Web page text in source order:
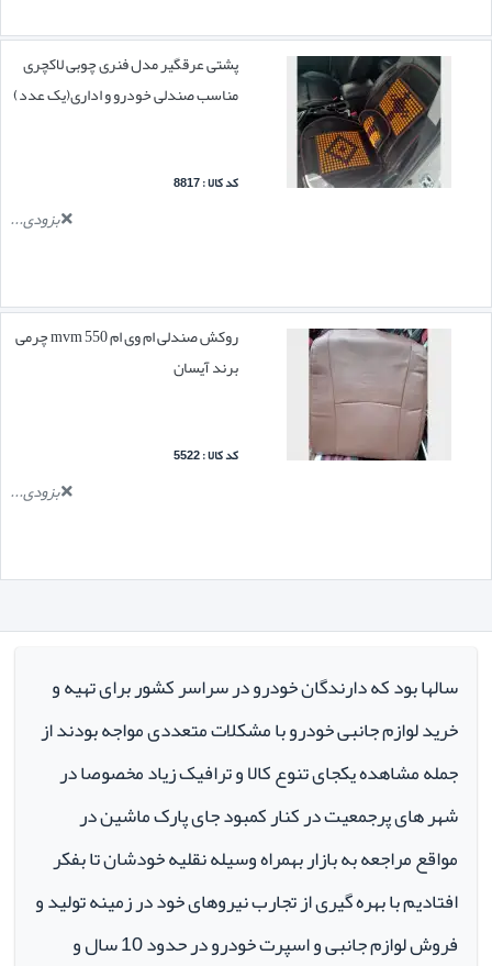
پشتی عرقگیر مدل فنری چوبی لاکچری
مناسب صندلی خودرو و اداری(یک عدد)
کد کالا : 8817
بزودی...
روکش صندلی ام وی ام mvm 550 چرمی
برند آیسان
کد کالا : 5522
بزودی...
سالها بود که دارندگان خودرو در سراسر کشور برای تهیه و
خرید لوازم جانبی خودرو با مشکلات متعددی مواجه بودند از
جمله مشاهده یکجای تنوع کالا و ترافیک زیاد مخصوصا در
شهر های پرجمعیت در کنار کمبود جای پارک ماشین در
مواقع مراجعه به بازار بهمراه وسیله نقلیه خودشان تا بفکر
افتادیم با بهره گیری از تجارب نیروهای خود در زمینه تولید و
فروش لوازم جانبی و اسپرت خودرو در حدود 10 سال و